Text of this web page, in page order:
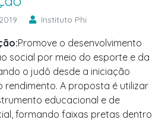
Instituto Phi
Promove o desenvolvimento
social por meio do esporte e da
o judô desde a iniciação
rendimento. A proposta é utilizar
educacional e de
formando faixas pretas dentro